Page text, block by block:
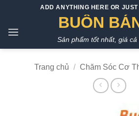
nội
ADD ANYTHING HERE OR JUST
BUÔN
Sản phẩm tốt nhất, giá cả
Trang chủ / Chăm Sóc Cơ